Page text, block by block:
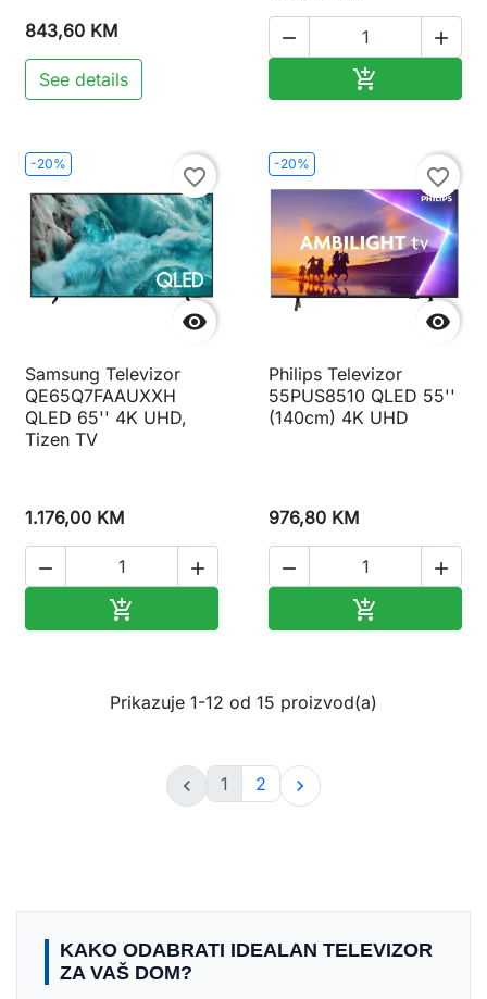
843,60 KM
See details
 

-20%

favorite_border
Samsung Televizor
QE65Q7FAAUXXH
QLED 65'' 4K UHD,
Tizen TV
1.176,00 KM
 

-20%

favorite_border
Philips Televizor
55PUS8510 QLED 55''
(140cm) 4K UHD
976,80 KM
 

Prikazuje 1-12 od 15 proizvod(a)
 1 2 
KAKO ODABRATI IDEALAN TELEVIZOR
ZA VAŠ DOM?